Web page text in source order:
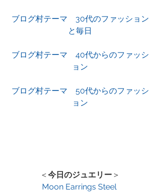
ブログ村テーマ　30代のファッション
と毎日
ブログ村テーマ　40代からのファッシ
ョン
ブログ村テーマ　50代からのファッシ
ョン
＜ 今日のジュエリー ＞
Moon Earrings Steel